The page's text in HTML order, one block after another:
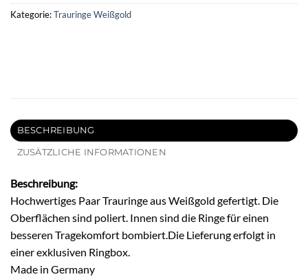
Kategorie:Trauringe Weißgold
BESCHREIBUNG
ZUSÄTZLICHE INFORMATIONEN
Beschreibung:
Hochwertiges Paar Trauringe aus Weißgold gefertigt. Die
Oberflächen sind poliert. Innen sind die Ringe für einen
besseren Tragekomfort bombiert.Die Lieferung erfolgt in
einer exklusiven Ringbox.
Made in Germany